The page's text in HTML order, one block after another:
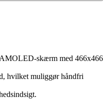
skærm med 466x466
hvilket muliggør håndfri